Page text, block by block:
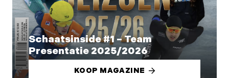
Schaatsinside #1 – Team
Presentatie 2025/2026
KOOP MAGAZINE